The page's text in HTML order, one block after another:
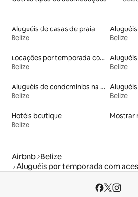
Aluguéis de casas de praia
Belize
Belize
Locações por temporada com piscina
Belize
Belize
Aluguéis de condomínios na praia
Belize
Belize
Hotéis boutique
Belize
Mostrar
Airbnb Belize
Aluguéis por temporada com